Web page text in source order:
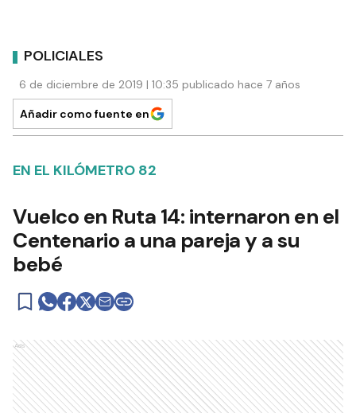
POLICIALES
6 de diciembre de 2019 | 10:35 publicado hace 7 años
Añadir como fuente en
EN EL KILÓMETRO 82
Vuelco en Ruta 14: internaron en el
Centenario a una pareja y a su
bebé
Ads